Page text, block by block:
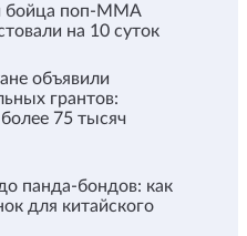
бойца поп-ММА
на 10 суток
объявили
грантов:
75 тысяч
панда-бондов: как
для китайского